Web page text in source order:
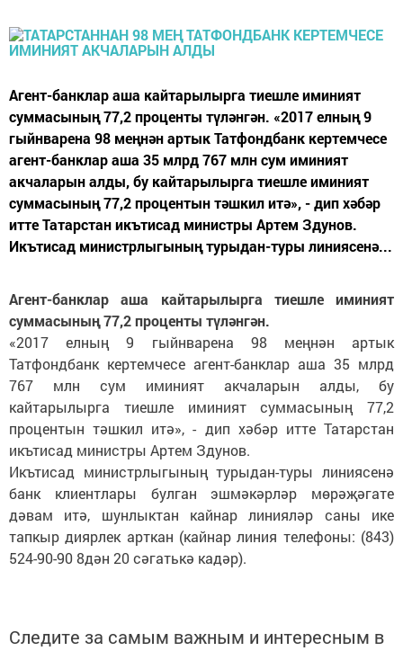
Агент-банклар аша кайтарылырга тиешле иминият
суммасының 77,2 проценты түләнгән. «2017 елның 9
гыйнварена 98 меңнән артык Татфондбанк кертемчесе
агент-банклар аша 35 млрд 767 млн сум иминият
акчаларын алды, бу кайтарылырга тиешле иминият
суммасының 77,2 процентын тәшкил итә», - дип хәбәр
итте Татарстан икътисад министры Артем Здунов.
Икътисад министрлыгының турыдан-туры линиясенә...
Агент-банклар аша кайтарылырга тиешле иминият
суммасының 77,2 проценты түләнгән.
«2017 елның 9 гыйнварена 98 меңнән артык
Татфондбанк кертемчесе агент-банклар аша 35 млрд
767 млн сум иминият акчаларын алды, бу
кайтарылырга тиешле иминият суммасының 77,2
процентын тәшкил итә», - дип хәбәр итте Татарстан
икътисад министры Артем Здунов.
Икътисад министрлыгының турыдан-туры линиясенә
банк клиентлары булган эшмәкәрләр мөрәҗәгате
дәвам итә, шунлыктан кайнар линияләр саны ике
тапкыр диярлек арткан (кайнар линия телефоны: (843)
524-90-90 8дән 20 сәгатькә кадәр).
Следите за самым важным и интересным в